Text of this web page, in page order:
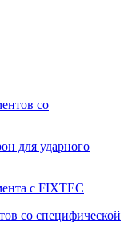
со
для ударного
с FIXTEC
со специфической